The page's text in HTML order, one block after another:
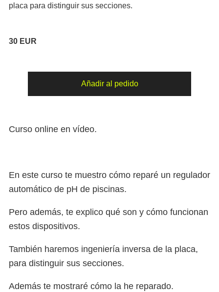
placa para distinguir sus secciones.
30 EUR
de
pH
de
cantidad
Añadir al pedido
Curso online en vídeo.
En este curso te muestro cómo reparé un regulador
automático de pH de piscinas.
Pero además, te explico qué son y cómo funcionan
estos dispositivos.
También haremos ingeniería inversa de la placa,
para distinguir sus secciones.
Además te mostraré cómo la he reparado.